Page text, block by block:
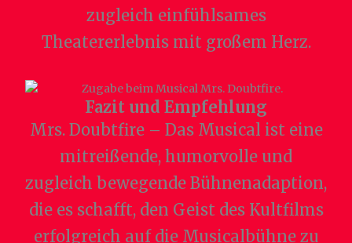
zugleich einfühlsames
Theatererlebnis mit großem Herz.
Fazit und Empfehlung
Mrs. Doubtfire – Das Musical ist eine
mitreißende, humorvolle und
zugleich bewegende Bühnenadaption,
die es schafft, den Geist des Kultfilms
erfolgreich auf die Musicalbühne zu